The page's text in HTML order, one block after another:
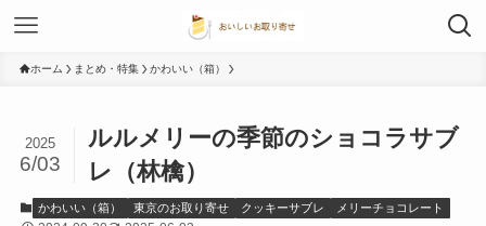
ホーム まとめ・特集 かわいい（箱）
ルルメリーの季節のショコラサブ
レ（林檎）
2025
6/03
かわいい（箱） 東京のお取り寄せ クッキーサブレ メリーチョコレート